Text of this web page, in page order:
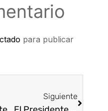
para publicar
Siguiente